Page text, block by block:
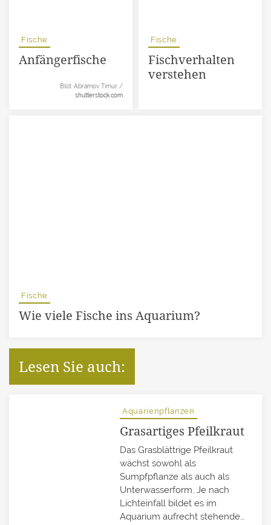
Fische
Anfängerfische
Bild: Abramov Timur /
shutterstock.com
Fische
Fischverhalten
verstehen
Fische
Wie viele Fische ins Aquarium?
Lesen Sie auch:
Aquarienpflanzen
Grasartiges Pfeilkraut
Das Grasblättrige Pfeilkraut
wächst sowohl als
Sumpfpflanze als auch als
Unterwasserform. Je nach
Lichteinfall bildet es im
Aquarium aufrecht stehende…